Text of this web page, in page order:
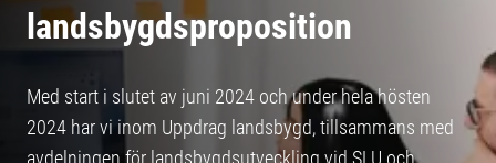
landsbygdsproposition
Med start i slutet av juni 2024 och under hela hösten
2024 har vi inom Uppdrag landsbygd, tillsammans med
avdelningen för landsbygdsutveckling vid SLU och